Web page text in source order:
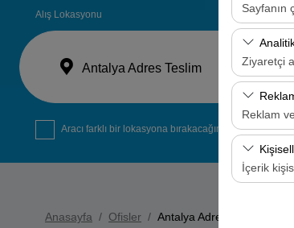
Sayfanın
Bu
Ziyaretçi
Bu
analiz
kullanılır.
Reklam
Bu
etkinliğini
İçerik
Alış Lokasyonu
Antalya Adres Teslim
Aracı farklı bir lokasyona bırakacağım
Anasayfa Ofisler Antalya Adres Teslim